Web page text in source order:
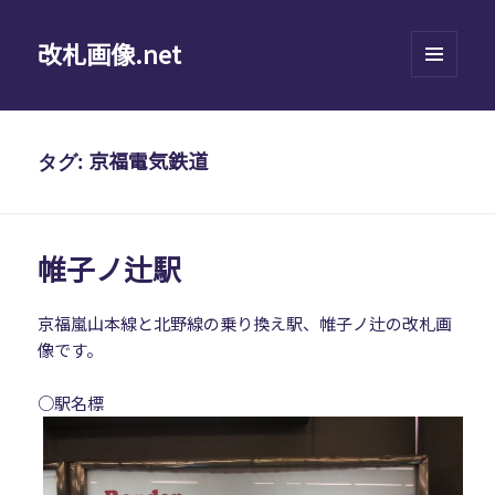
改札画像.net
ーとウ
タグ: 京福電気鉄道
帷子ノ辻駅
京福嵐山本線と北野線の乗り換え駅、帷子ノ辻の改札画
像です。
○駅名標